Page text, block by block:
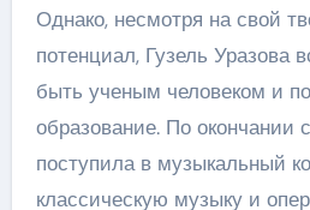
Однако, несмотря на свой
потенциал, Гузель Уразова
быть ученым человеком и
образование. По окончании
поступила в музыкальный
классическую музыку и